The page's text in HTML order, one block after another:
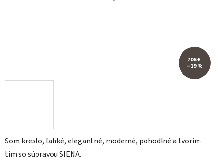
Som kreslo, ľahké, elegantné, moderné, pohodlné a tvorím
tím so súpravou SIENA.
706 €
–19 %